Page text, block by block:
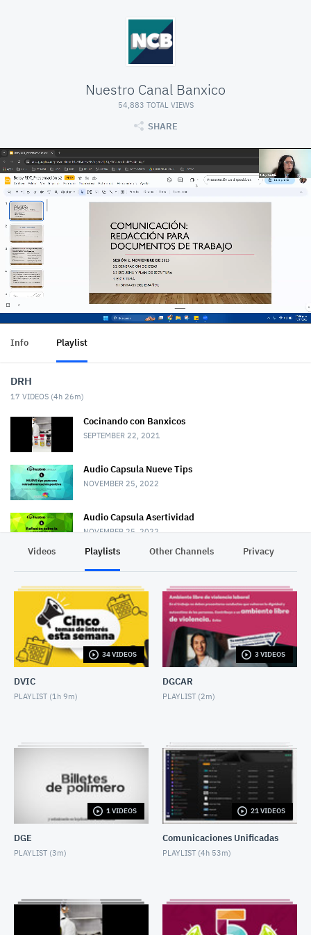
Nuestro Canal Banxico
54,883 TOTAL VIEWS
SHARE
Info Playlist
DRH
17 VIDEOS (4h 26m)
Cocinando con Banxicos
SEPTEMBER 22, 2021
Audio Capsula Nueve Tips
NOVEMBER 25, 2022
Audio Capsula Asertividad
NOVEMBER 25, 2022
Invitación a cápsulas
MARCH 13, 2023
Invitación a cápsulas
Presentación Campo Krasiba
JULY 11, 2023
Invitación a cápsulas Fase III
Invitación a cápsulas Fase III
SEPTEMBER 1, 2023
Videos Playlists Other Channels Privacy
34 VIDEOS
DVIC
PLAYLIST (1h 9m)
3 VIDEOS
DGCAR
PLAYLIST (2m)
1 VIDEOS
DGE
PLAYLIST (3m)
21 VIDEOS
Comunicaciones Unificadas
PLAYLIST (4h 53m)